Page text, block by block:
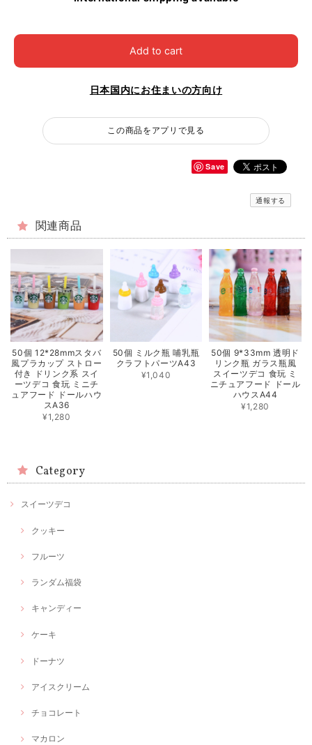
Add to cart
日本国内にお住まいの方向け
この商品をアプリで見る
Save
通報する
関連商品
50個 12*28mmスタバ
風プラカップ ストロー
付き ドリンク系 スイ
ーツデコ 食玩 ミニチ
ュアフード ドールハウ
スA36
¥1,280
50個 ミルク瓶 哺乳瓶
クラフトパーツA43
¥1,040
50個 9*33mm 透明ド
リンク瓶 ガラス瓶風
スイーツデコ 食玩 ミ
ニチュアフード ドール
ハウスA44
¥1,280
Category
スイーツデコ
クッキー
フルーツ
ランダム福袋
キャンディー
ケーキ
ドーナツ
アイスクリーム
チョコレート
マカロン